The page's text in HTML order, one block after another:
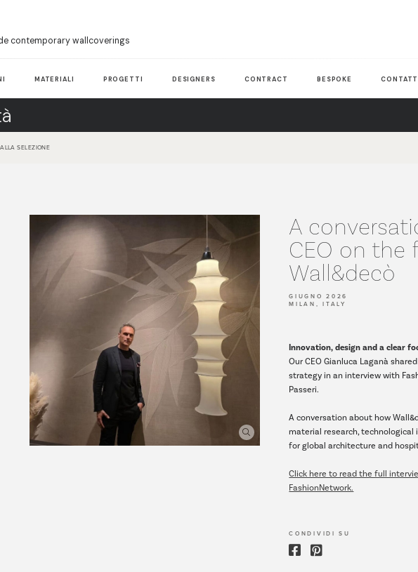
contemporary wallcoverings
MATERIALI PROGETTI DESIGNERS CONTRACT BESPOKE
SELEZIONE
A
CEO on the
Wall&decò
GIUGNO 2026
MILAN, ITALY
Innovation, design and a clear
Our CEO Gianluca Laganà
strategy in an interview with
Passeri.
A conversation about how
material research,
for global architecture and
Click here to read the full
FashionNetwork.
CONDIVIDI SU